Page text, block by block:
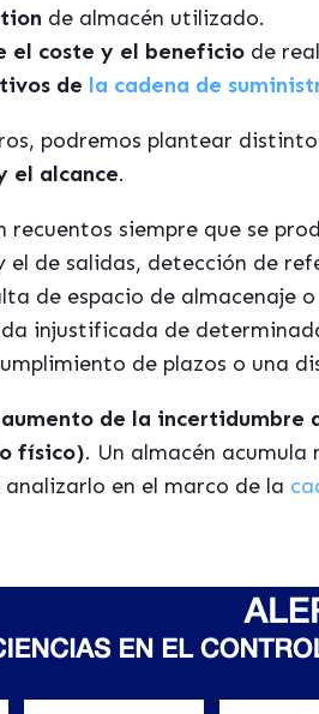
de almacén utilizado.
el coste y el beneficio de
de la cadena de
podremos plantear
el alcance.
recuentos siempre que se
de salidas, detección de
de espacio de almacenaje
injustificada de
de plazos o una
de la
físico). Un almacén
en el marco de la